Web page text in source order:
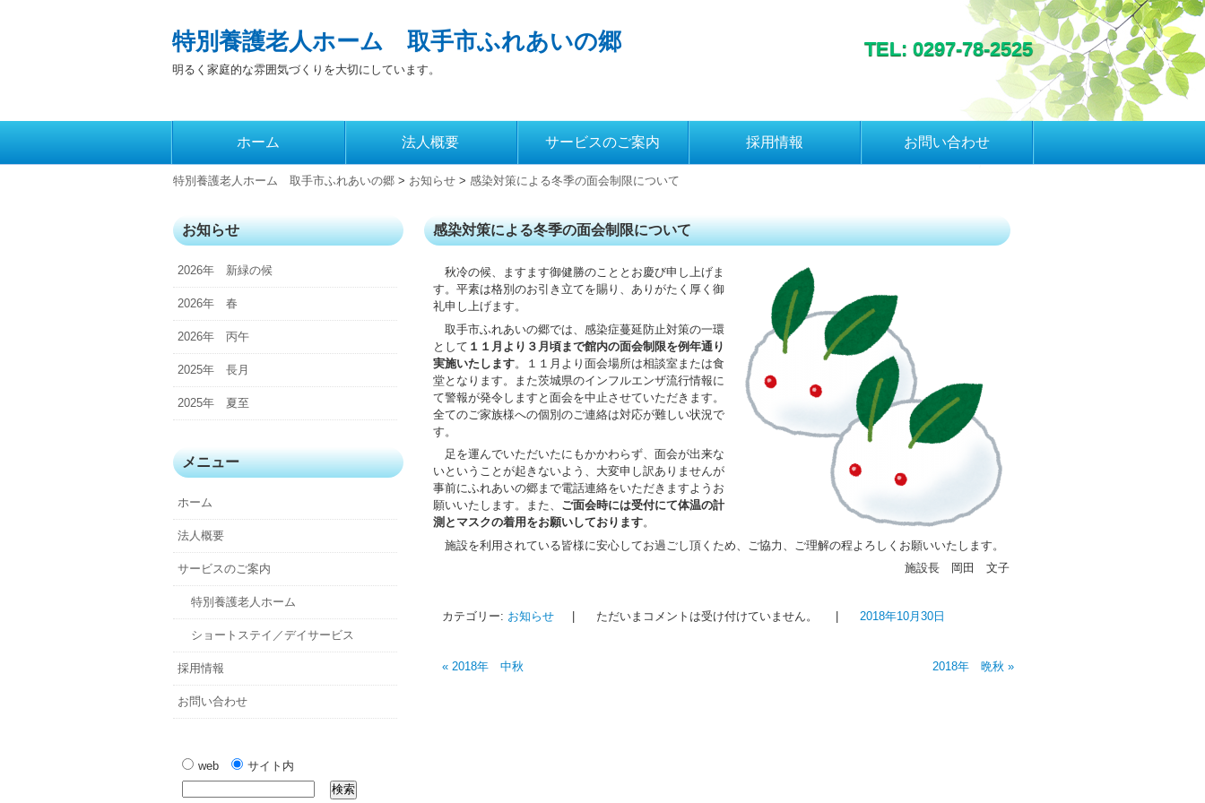
特別養護老人ホーム 取手市ふれあいの郷
明るく家庭的な雰囲気づくりを大切にしています。
TEL: 0297-78-2525
メインメニュー
テ
ツ
へ
移
ホーム 法人概要 サービスのご案内 採用情報 お問い合わせ
特別養護老人ホーム 取手市ふれあいの郷 > お知らせ > 感染対策による冬季の面会制限について
感染対策による冬季の面会制限について
秋冷の候、ますます御健勝のこととお慶び申し上げま
す。平素は格別のお引き立てを賜り、ありがたく厚く御
礼申し上げます。
取手市ふれあいの郷では、感染症蔓延防止対策の一環
として １１月より３月頃まで館内の面会制限を例年通り
実施いたします。１１月より面会場所は相談室または食
堂となります。また茨城県のインフルエンザ流行情報に
て警報が発令しますと面会を中止させていただきます。
全てのご家族様への個別のご連絡は対応が難しい状況で
す。
足を運んでいただいたにもかかわらず、面会が出来な
いということが起きないよう、大変申し訳ありませんが
事前にふれあいの郷まで電話連絡をいただきますようお
願いいたします。また、 ご面会時には受付にて体温の計
測とマスクの着用をお願いしております。
施設を利用されている皆様に安心してお過ごし頂くため、ご協力、ご理解の程よろしくお願いいたします。
施設長 岡田 文子
カテゴリー: お知らせ | ただいまコメントは受け付けていません。 | 2018年10月30日
« 2018年 中秋 2018年 晩秋 »
お知らせ
2026年 新緑の候
2026年 春
2026年 丙午
2025年 長月
2025年 夏至
メニュー
ホーム
法人概要
サービスのご案内
特別養護老人ホーム
ショートステイ／デイサービス
採用情報
お問い合わせ
web サイト内